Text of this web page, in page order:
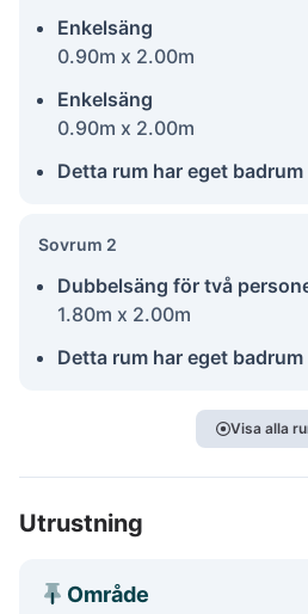
Enkelsäng
0.90m x 2.00m
Enkelsäng
0.90m x 2.00m
Detta rum har eget badrum
Sovrum 2
Dubbelsäng för två
1.80m x 2.00m
Detta rum har eget badrum
Visa alla
Utrustning
Område